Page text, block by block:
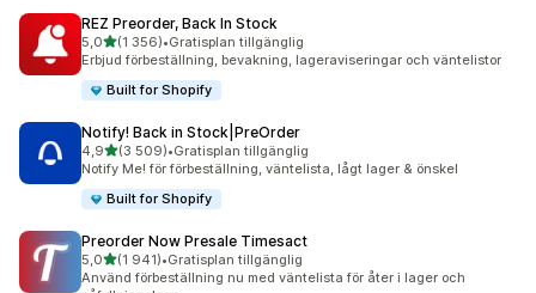
REZ Preorder, Back In Stock
5,0av 5 stjärnor
(1 356)
1356 recensioner totalt
•Gratisplan tillgänglig
Erbjud förbeställning, bevakning, lageraviseringar och väntelistor
Built for Shopify
Notify! Back in Stock|PreOrder
4,9av 5 stjärnor
(3 509)
3509 recensioner totalt
•Gratisplan tillgänglig
Notify Me! för förbeställning, väntelista, lågt lager & önskel
Built for Shopify
Preorder Now Presale Timesact
5,0av 5 stjärnor
(1 941)
1941 recensioner totalt
•Gratisplan tillgänglig
Använd förbeställning nu med väntelista för åter i lager och